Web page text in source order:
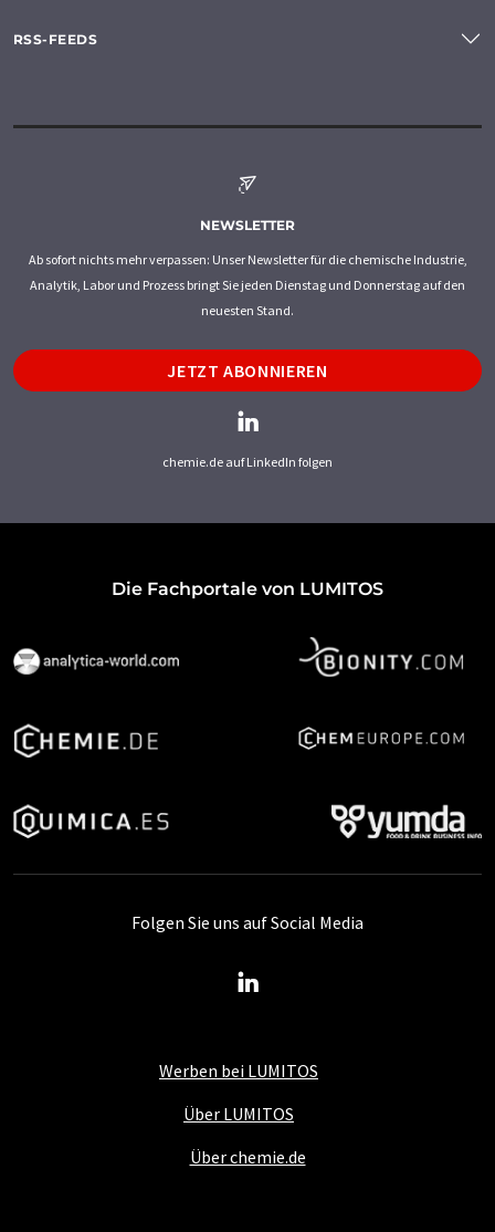
RSS-FEEDS
NEWSLETTER
Ab sofort nichts mehr verpassen: Unser Newsletter für die chemische Industrie,
Analytik, Labor und Prozess bringt Sie jeden Dienstag und Donnerstag auf den
neuesten Stand.
JETZT ABONNIEREN
chemie.de auf LinkedIn folgen
Die Fachportale von LUMITOS
Werben bei LUMITOS
Über LUMITOS
Über chemie.de
Folgen Sie uns auf Social Media